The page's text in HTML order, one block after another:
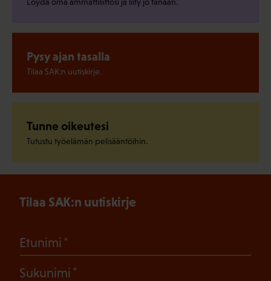
Löydä oma ammattiliittosi ja liity jo tänään.
Pysy ajan tasalla
Tilaa SAK:n uutiskirje.
Tunne oikeutesi
Tutustu työelämän pelisääntöihin.
Tilaa SAK:n uutiskirje
Etunimi
Sukunimi